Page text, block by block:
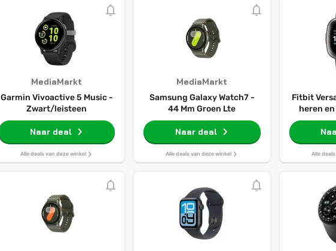
MediaMarkt
Garmin Vivoactive 5 Music -
Zwart/leisteen
Naar deal
Alle deals van deze winkel
MediaMarkt
Samsung Galaxy Watch7 -
44 Mm Groen Lte
Naar deal
Alle deals van deze winkel
Fitbit
heren
Alle